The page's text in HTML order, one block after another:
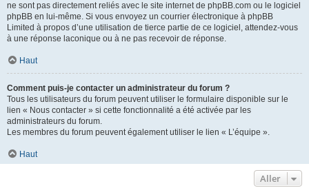
ne sont pas directement reliés avec le site internet de phpBB.com ou le logiciel
phpBB en lui-même. Si vous envoyez un courrier électronique à phpBB
Limited à propos d’une utilisation de tierce partie de ce logiciel, attendez-vous
à une réponse laconique ou à ne pas recevoir de réponse.
Haut
Comment puis-je contacter un administrateur du forum ?
Tous les utilisateurs du forum peuvent utiliser le formulaire disponible sur le
lien « Nous contacter » si cette fonctionnalité a été activée par les
administrateurs du forum.
Les membres du forum peuvent également utiliser le lien « L’équipe ».
Haut
Aller